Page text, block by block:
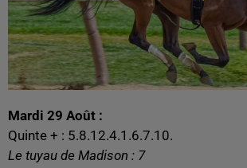
Mardi 29 Août :
Quinte + : 5.8.12.4.1.6.7.10.
Le tuyau de Madison : 7